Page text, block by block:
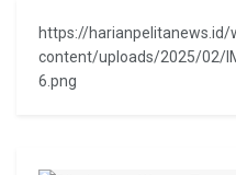
https://harianpelitanews.id/
content/uploads/2025/02/
6.png